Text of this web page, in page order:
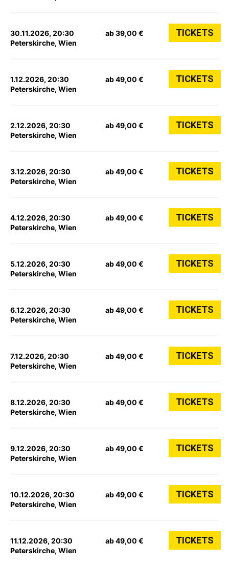
30.11.2026, 20:30
Peterskirche, Wien
ab 39,00 € TICKETS
1.12.2026, 20:30
Peterskirche, Wien
ab 49,00 € TICKETS
2.12.2026, 20:30
Peterskirche, Wien
ab 49,00 € TICKETS
3.12.2026, 20:30
Peterskirche, Wien
ab 49,00 € TICKETS
4.12.2026, 20:30
Peterskirche, Wien
ab 49,00 € TICKETS
5.12.2026, 20:30
Peterskirche, Wien
ab 49,00 € TICKETS
6.12.2026, 20:30
Peterskirche, Wien
ab 49,00 € TICKETS
7.12.2026, 20:30
Peterskirche, Wien
ab 49,00 € TICKETS
8.12.2026, 20:30
Peterskirche, Wien
ab 49,00 € TICKETS
9.12.2026, 20:30
Peterskirche, Wien
ab 49,00 € TICKETS
10.12.2026, 20:30
Peterskirche, Wien
ab 49,00 € TICKETS
11.12.2026, 20:30
Peterskirche, Wien
ab 49,00 € TICKETS